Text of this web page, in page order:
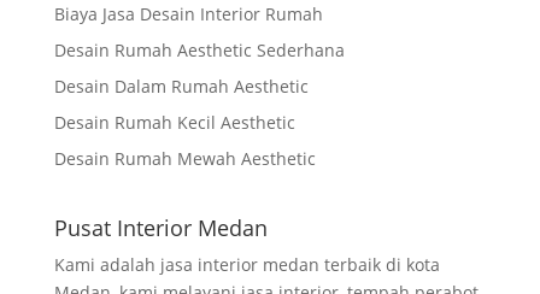
Biaya Jasa Desain Interior Rumah
Desain Rumah Aesthetic Sederhana
Desain Dalam Rumah Aesthetic
Desain Rumah Kecil Aesthetic
Desain Rumah Mewah Aesthetic
Pusat Interior Medan
Kami adalah jasa interior medan terbaik di kota